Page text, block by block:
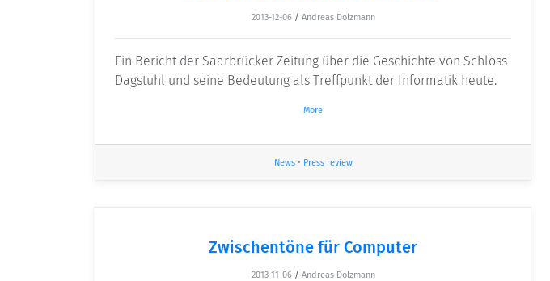
2013-12-06 / Andreas Dolzmann
Ein Bericht der Saarbrücker Zeitung über die Geschichte von Schloss
Dagstuhl und seine Bedeutung als Treffpunkt der Informatik heute.
More
News• Press review
Zwischentöne für Computer
2013-11-06 / Andreas Dolzmann